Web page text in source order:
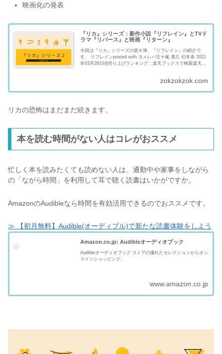
映画化の発表
『リカ』シリーズ：新作小説『リフレイン』とTVド
ラマ『リバース』と映画『リターン』
今回は『リカ』シリーズの第６弾、『リフレイン』の紹介で
す。 リフレインposted with ヨメレバ五十嵐 貴久 幻冬舎 2021
年03月26日頃売り上げランキング : 楽天ブックスで検索楽天
zokzokzok.com
リカの恐怖はまだまだ続きます。
本を読む時間がない人はコレがおススメ
忙しく本を読みたくても読めない人は、通勤中や家事をしながら
の「ながら時間」を利用して耳で聴く読書はいかがですか。
AmazonのAudibleなら時間を有効活用できるのでおススメです。
≫ 【初月無料】Audible(オーディブル)で新たな読書体験をしよう
Amazon.co.jp: Audibleオーディオブック
Audibleオーディオブック ストアの優れたセレクションからオン
ラインショッピング。
www.amazon.co.jp